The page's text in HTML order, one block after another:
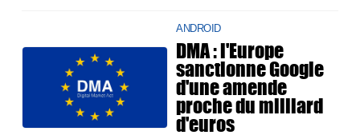
ANDROID
DMA : l'Europe
sanctionne Google
d'une amende
proche du milliard
d'euros